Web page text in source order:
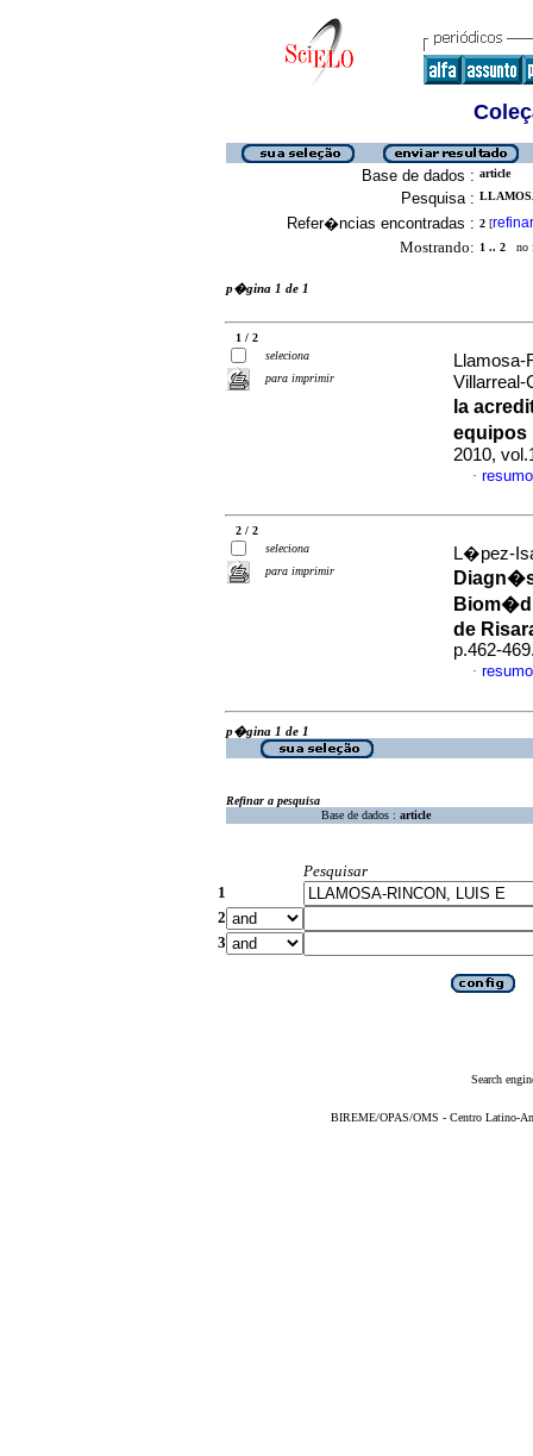
Base de dados : article
Pesquisa :
Refer�ncias encontradas : 2 [refinar
Mostrando: 1 .. 2 no
p�gina 1 de 1
1 / 2
seleciona
para imprimir
la
equipos
2010,
·
2 / 2
seleciona
para imprimir
L�pez-
de
p.462-
·
p�gina 1 de 1
Refinar a pesquisa
Base de dados : article
Pesquisar
1
2
3
Search
BIREME/OPAS/OMS - Centro Latino-